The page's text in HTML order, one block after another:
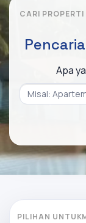
CARI PROPERTI
Apa
PILIHAN